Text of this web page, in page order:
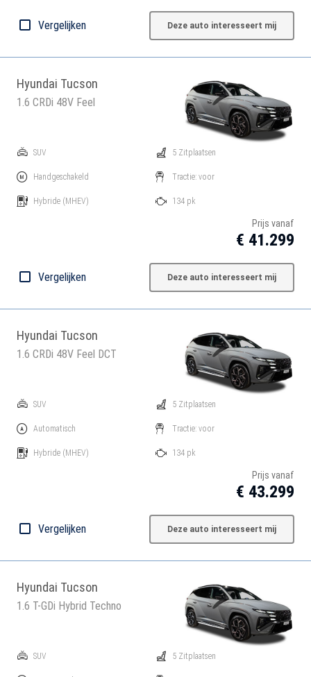
Vergelijken Deze auto interesseert mij
Hyundai Tucson
1.6 CRDi 48V Feel
SUV
Handgeschakeld
Hybride (MHEV)
5 Zitplaatsen
Tractie: voor
134 pk
Prijs vanaf
€ 41.299
Vergelijken Deze auto interesseert mij
Hyundai Tucson
1.6 CRDi 48V Feel DCT
SUV
Automatisch
Hybride (MHEV)
5 Zitplaatsen
Tractie: voor
134 pk
Prijs vanaf
€ 43.299
Vergelijken Deze auto interesseert mij
Hyundai Tucson
1.6 T-GDi Hybrid Techno
SUV 5 Zitplaatsen